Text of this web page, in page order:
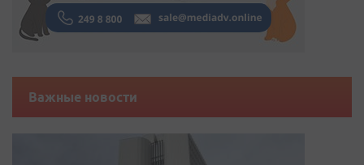
Важные новости